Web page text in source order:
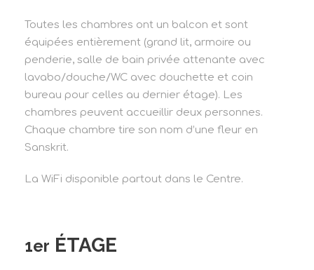
Toutes les chambres ont un balcon et sont
équipées entièrement (grand lit, armoire ou
penderie, salle de bain privée attenante avec
lavabo/douche/WC avec douchette et coin
bureau pour celles au dernier étage). Les
chambres peuvent accueillir deux personnes.
Chaque chambre tire son nom d’une fleur en
Sanskrit.
La WiFi disponible partout dans le Centre.
1er ÉTAGE